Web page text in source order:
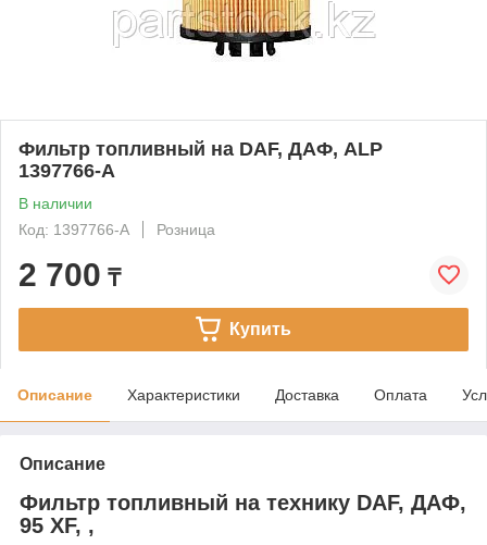
Фильтр топливный на DAF, ДАФ, ALP
1397766-A
В наличии
Код: 1397766-A
Розница
2 700 ₸
Купить
Описание Характеристики Доставка Оплата
Описание
Фильтр топливный на технику DAF, ДАФ,
95 XF, ,